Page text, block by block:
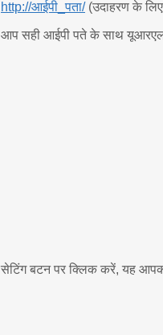
http://आईपी_पता/(उदाहरण के
आप सही आईपी पते के साथ यूआरएल
सेटिंग बटन पर क्लिक करें, यह